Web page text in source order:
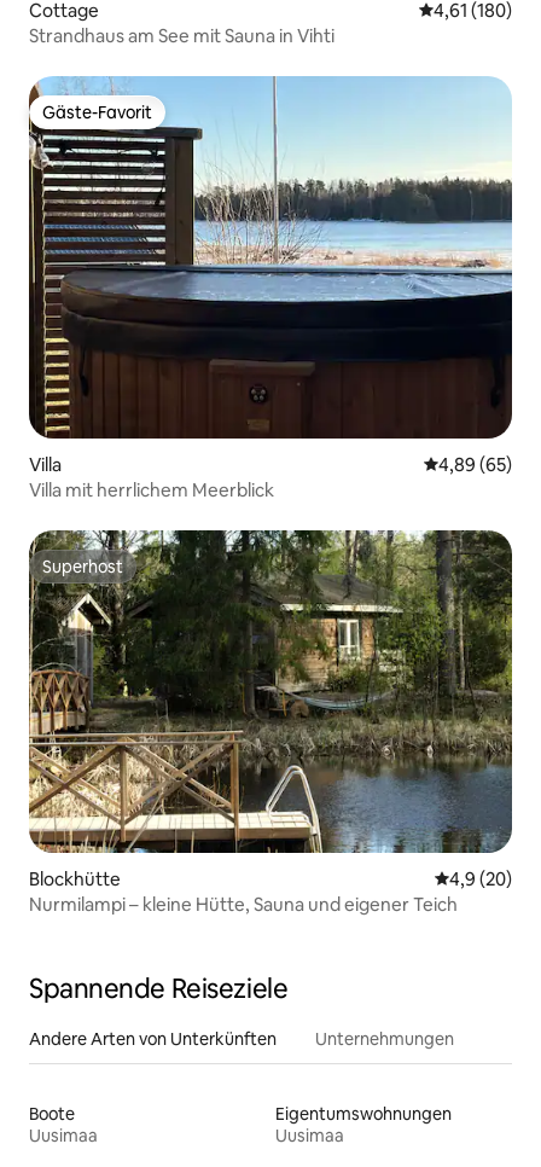
Cottage
4,61 (180)
Strandhaus am See mit Sauna in Vihti
Gäste-Favorit
Gäste-Favorit
Villa
4,89 (65)
Villa mit herrlichem Meerblick
Superhost
Superhost
Blockhütte
4,9 (20)
Nurmilampi – kleine Hütte, Sauna und eigener Teich
Spannende Reiseziele
Andere Arten von Unterkünften Unternehmungen
Boote
Uusimaa
Eigentumswohnungen
Uusimaa